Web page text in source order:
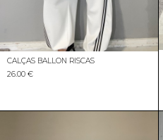
CALÇAS BALLON RISCAS
26.00 €